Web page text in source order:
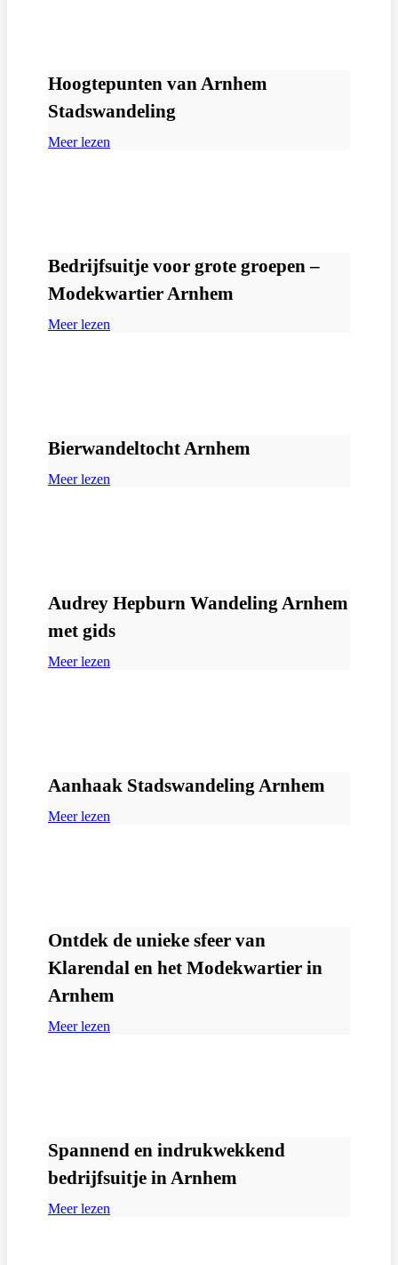
Hoogtepunten van Arnhem
Stadswandeling
Meer lezen
Bedrijfsuitje voor grote groepen –
Modekwartier Arnhem
Meer lezen
Bierwandeltocht Arnhem
Meer lezen
Audrey Hepburn Wandeling Arnhem
met gids
Meer lezen
Aanhaak Stadswandeling Arnhem
Meer lezen
Ontdek de unieke sfeer van
Klarendal en het Modekwartier in
Arnhem
Meer lezen
Spannend en indrukwekkend
bedrijfsuitje in Arnhem
Meer lezen